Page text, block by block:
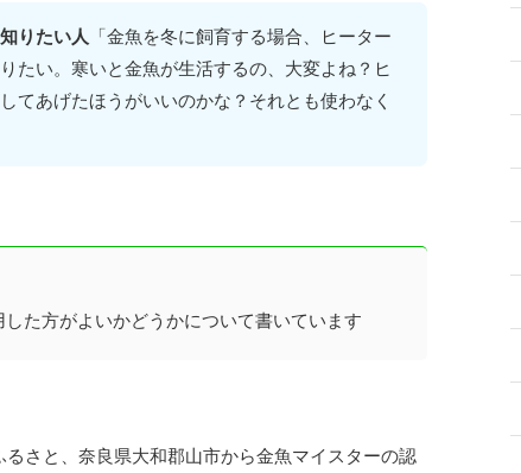
りたい人 「金魚を冬に飼育する場合、ヒーター
たい。寒いと金魚が生活するの、大変よね？ヒ
てあげたほうがいいのかな？それとも使わなく
た方がよいかどうかについて書いています
さと、奈良県大和郡山市から金魚マイスターの認